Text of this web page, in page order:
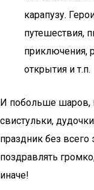
карапузу.
путешествия,
приключения,
открытия и т.п.
И побольше шаров,
свистульки,
праздник без
поздравлять
иначе!